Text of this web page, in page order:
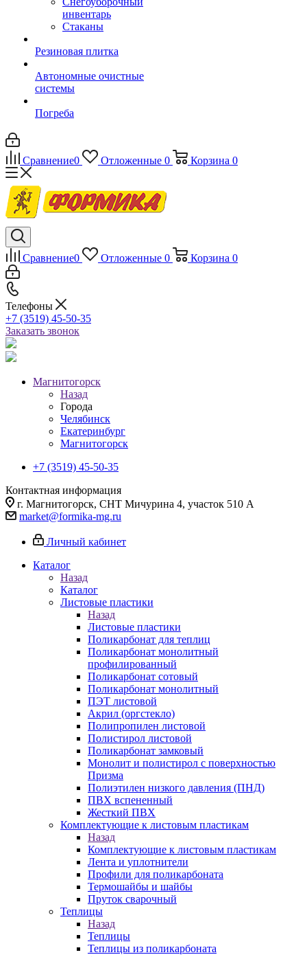
инвентарь
Стаканы
Резиновая плитка
Автономные очистные
системы
Погреба
Сравнение0 Отложенные 0 Корзина 0
Сравнение0 Отложенные 0 Корзина 0
Телефоны
+7 (3519) 45-50-35
Заказать звонок
Магнитогорск
Назад
Города
Челябинск
Екатеринбург
Магнитогорск
+7 (3519) 45-50-35
Контактная информация
г. Магнитогорск, СНТ Мичурина 4, участок 510 А
market@formika-mg.ru
Личный кабинет
Каталог
Назад
Каталог
Листовые пластики
Назад
Листовые пластики
Поликарбонат для теплиц
Поликарбонат монолитный
профилированный
Поликарбонат сотовый
Поликарбонат монолитный
ПЭТ листовой
Акрил (оргстекло)
Полипропилен листовой
Полистирол листовой
Поликарбонат замковый
Монолит и полистирол с поверхностью
Призма
Полиэтилен низкого давления (ПНД)
ПВХ вспененный
Жесткий ПВХ
Комплектующие к листовым пластикам
Назад
Комплектующие к листовым пластикам
Лента и уплотнители
Профили для поликарбоната
Термошайбы и шайбы
Пруток сварочный
Теплицы
Назад
Теплицы
Теплицы из поликарбоната